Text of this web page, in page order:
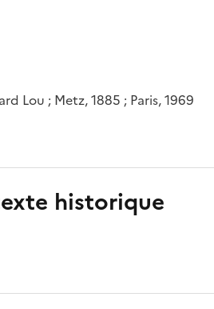
Lou ; Metz, 1885 ; Paris, 1969
historique